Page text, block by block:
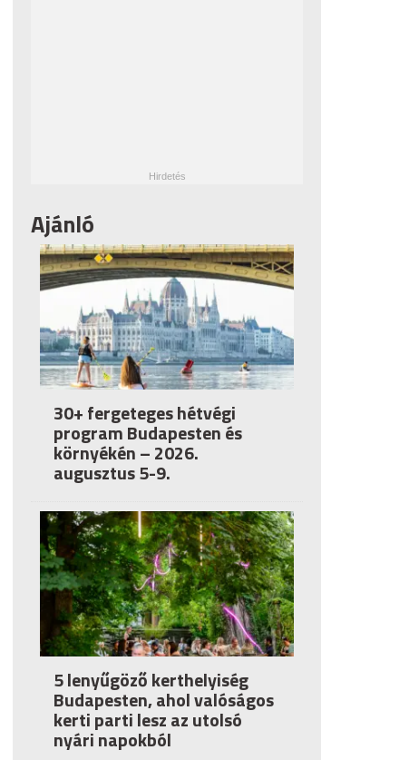
Ajánló
30+ fergeteges hétvégi
program Budapesten és
környékén – 2026.
augusztus 5-9.
5 lenyűgöző kerthelyiség
Budapesten, ahol valóságos
kerti parti lesz az utolsó
nyári napokból